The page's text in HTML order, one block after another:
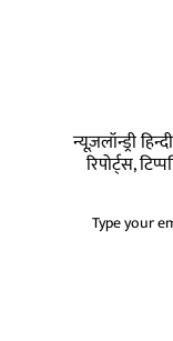
न्यूज़लॉन्ड्री
रिपोर्ट्स,